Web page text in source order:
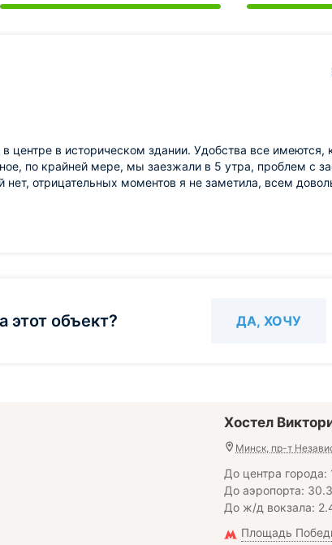
центре в историческом здании. Удобства все имеются,
по крайней мере, мы заезжали в 5 утра, проблем с
нет, отрицательных моментов я не заметила, всем
этот объект? ДА, ХОЧУ
Хостел
Минск, пр-т
До центра города:
До аэропорта:
До ж/д вокзала:
Площадь